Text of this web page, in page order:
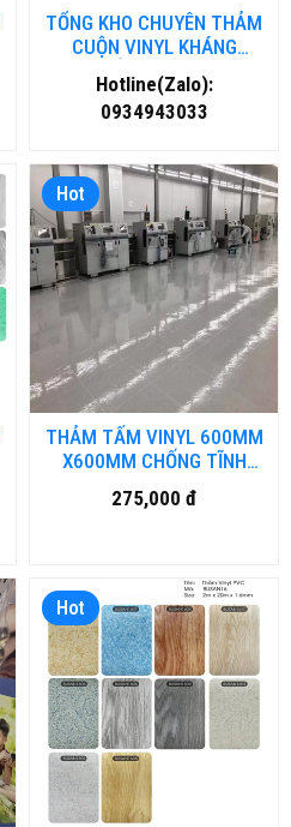
TỔNG KHO CHUYÊN THẢM
CUỘN VINYL KHÁNG
KHUẨN TẠI HÀ NỘI
Hotline(Zalo):
0934943033
Hot
THẢM TẤM VINYL 600MM
X600MM CHỐNG TĨNH
ĐIỆN MA-TD.HM-DN
275,000 đ
Hot